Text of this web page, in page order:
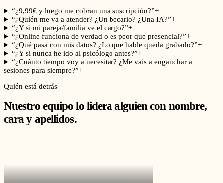
“¿9,99€ y luego me cobran una suscripción?”+
“¿Quién me va a atender? ¿Un becario? ¿Una IA?”+
“¿Y si mi pareja/familia ve el cargo?”+
“¿Online funciona de verdad o es peor que presencial?”+
“¿Qué pasa con mis datos? ¿Lo que hable queda grabado?”+
“¿Y si nunca he ido al psicólogo antes?”+
“¿Cuánto tiempo voy a necesitar? ¿Me vais a enganchar a
sesiones para siempre?”+
Quién está detrás
Nuestro equipo lo lidera alguien con nombre,
cara y apellidos.